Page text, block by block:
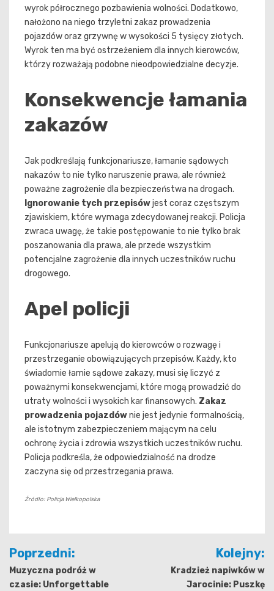
wyrok półrocznego pozbawienia wolności. Dodatkowo,
nałożono na niego trzyletni zakaz prowadzenia
pojazdów oraz grzywnę w wysokości 5 tysięcy złotych.
Wyrok ten ma być ostrzeżeniem dla innych kierowców,
którzy rozważają podobne nieodpowiedzialne decyzje.
Konsekwencje łamania
zakazów
Jak podkreślają funkcjonariusze, łamanie sądowych
nakazów to nie tylko naruszenie prawa, ale również
poważne zagrożenie dla bezpieczeństwa na drogach.
Ignorowanie tych przepisówjest coraz częstszym
zjawiskiem, które wymaga zdecydowanej reakcji. Policja
zwraca uwagę, że takie postępowanie to nie tylko brak
poszanowania dla prawa, ale przede wszystkim
potencjalne zagrożenie dla innych uczestników ruchu
drogowego.
Apel policji
Funkcjonariusze apelują do kierowców o rozwagę i
przestrzeganie obowiązujących przepisów. Każdy, kto
świadomie łamie sądowe zakazy, musi się liczyć z
poważnymi konsekwencjami, które mogą prowadzić do
utraty wolności i wysokich kar finansowych. Zakaz
prowadzenia pojazdównie jest jedynie formalnością,
ale istotnym zabezpieczeniem mającym na celu
ochronę życia i zdrowia wszystkich uczestników ruchu.
Policja podkreśla, że odpowiedzialność na drodze
zaczyna się od przestrzegania prawa.
Źródło: Policja Wielkopolska
Nawigacja
wpisu
Poprzedni:
Muzyczna podróż w
czasie: Unforgettable
Kolejny:
Kradzież napiwków w
Jarocinie: Puszkę